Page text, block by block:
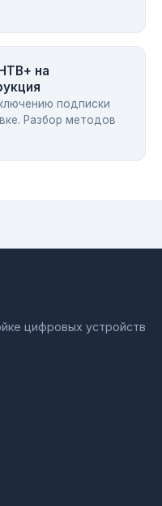
на
подписки
Разбор методов
цифровых устройств